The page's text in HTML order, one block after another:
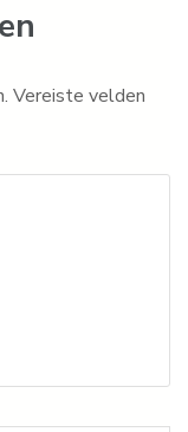
Vereiste velden